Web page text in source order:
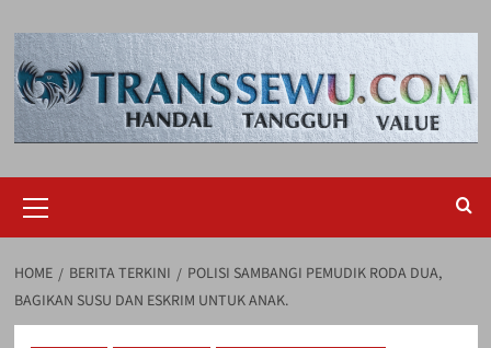
to
content
Menu
HOME BERITA TERKINI
POLISI SAMBANGI PEMUDIK RODA DUA,
BAGIKAN SUSU DAN ESKRIM UNTUK ANAK.